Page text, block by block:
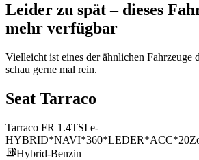
Leider zu spät – dieses
mehr verfügbar
Vielleicht ist eines der ähnlichen Fahrzeuge
schau gerne mal rein.
Seat Tarraco
Tarraco FR 1.4TSI e-
Hybrid-Benzin